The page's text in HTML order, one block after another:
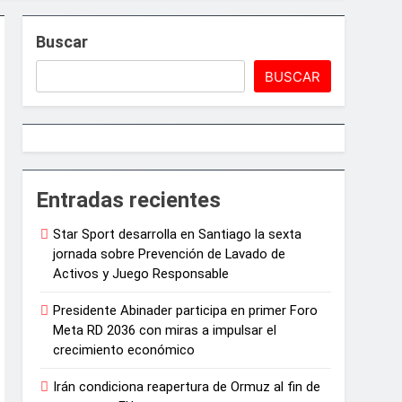
Juegos de Azar
artísticas en París
agrícola de la provincia
Buscar
BUSCAR
Entradas recientes
Star Sport desarrolla en Santiago la sexta
jornada sobre Prevención de Lavado de
Activos y Juego Responsable
Presidente Abinader participa en primer Foro
Meta RD 2036 con miras a impulsar el
crecimiento económico
Irán condiciona reapertura de Ormuz al fin de